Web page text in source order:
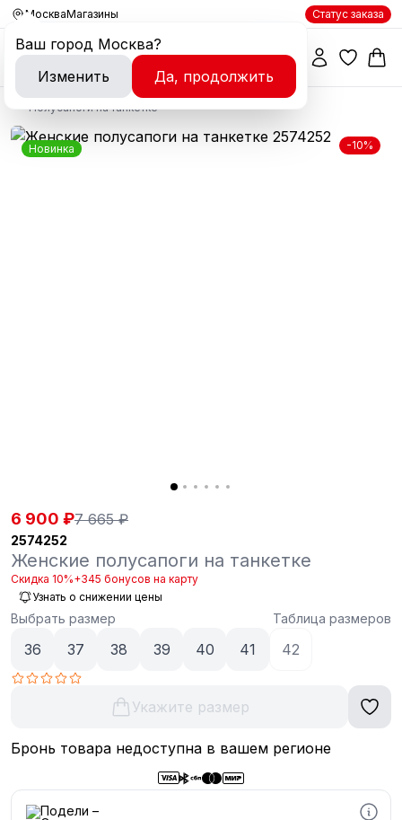
Москва
Ваш город Москва?
Изменить
Да, продолжить
Магазины Статус заказа
Полусапоги на танкетке
Новинка -10%
6 900 ₽7 665 ₽
2574252
Женские полусапоги на танкетке
Скидка 10%+345 бонусов на карту
Узнать о снижении цены
Выбрать размер Таблица размеров
36 37 38 39 40 41 42
Укажите размер
Бронь товара недоступна в вашем регионе